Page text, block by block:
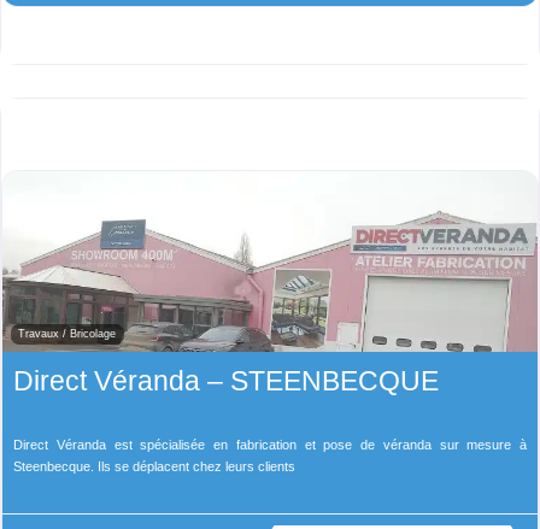
Travaux / Bricolage
Direct Véranda – STEENBECQUE
Direct Véranda est spécialisée en fabrication et pose de véranda sur mesure à
Steenbecque. Ils se déplacent chez leurs clients